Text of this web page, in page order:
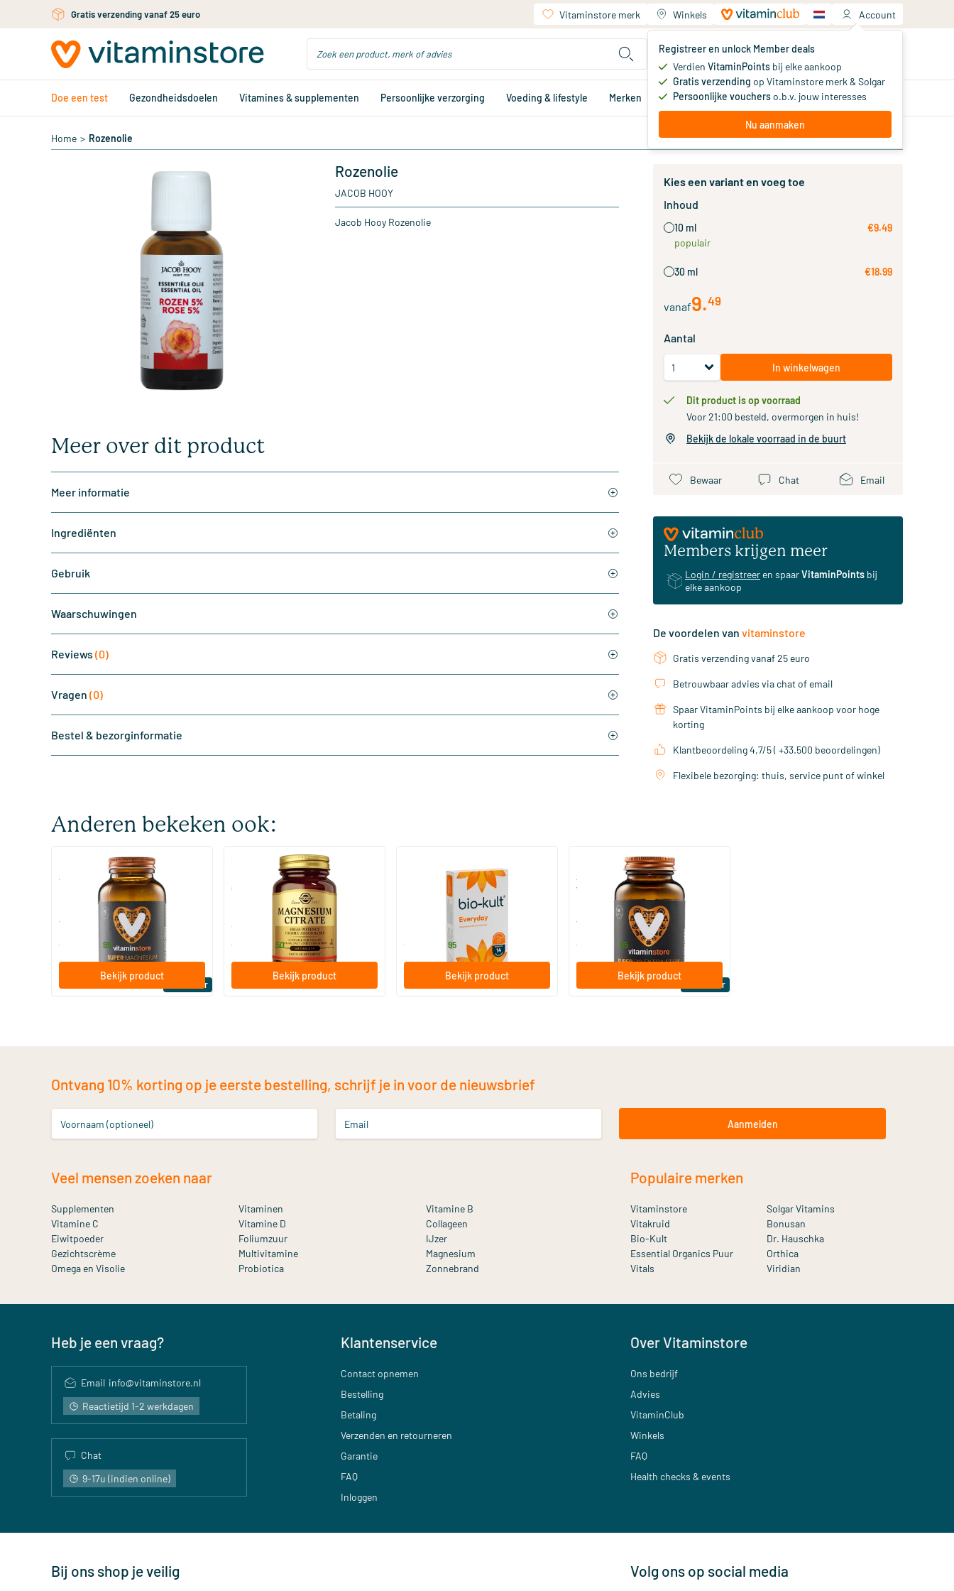
Ga naar de hoofdinhoudGratis verzending vanaf 25 euro Vitaminstore merk Winkels Account
Registreer en unlock Member deals
Verdien VitaminPoints bij elke aankoop
Gratis verzending op Vitaminstore merk & Solgar
Persoonlijke voucherso.b.v. jouw interesses
Nu aanmaken
Jouw winkelwagen
Je hebt nog geen producten
Doe een test Gezondheidsdoelen Vitamines & supplementen Persoonlijke verzorging Voeding & lifestyle Merken Aanbiedingen Memberdeals
Home > Rozenolie
Rozenolie
JACOB HOOY
Jacob Hooy Rozenolie
Meer over dit product
Meer informatie
Ingrediënten
Gebruik
Waarschuwingen
Reviews (0)
Vragen (0)
Bestel & bezorginformatie
Kies een variant en voeg toe
Inhoud
10 ml
populair
€9.49
30 ml €18.99
vanaf9.49
Aantal
In winkelwagen
Dit product is op voorraad
Voor 21:00 besteld, overmorgen in huis!
Bekijk de lokale voorraad in de buurt
Bewaar Chat Email
Members krijgen meer
Login / registreer en spaarVitaminPoints bij
elke aankoop
De voordelen van vitaminstore
Gratis verzending vanaf 25 euro
Betrouwbaar advies via chat of email
Spaar VitaminPoints bij elke aankoop voor hoge
korting
Klantbeoordeling 4,7/5 ( +33.500 beoordelingen)
Flexibele bezorging: thuis, service punt of winkel
Anderen bekeken ook:
Bestseller
(510)
Super Magnesium
60/​120 tabletten
Vitaminstore
vanaf 95
Bekijk product
(287)
Magnesium Citrate (Magnesium
Citraat)
60/​120 tabletten
Solgar Vitamins
vanaf 50
Bekijk product
Bio-Kult Probiotica
30/​60/​120 capsules
vanaf .95
Bekijk product
Bestseller
(158)
Super D3 Extra Sterk 75 mcg
vitamine D
60/​120 softgels
Vitaminstore
vanaf 95
Bekijk product
Ontvang 10% korting op je eerste bestelling, schrijf je in voor de nieuwsbrief
Voornaam (optioneel) Email Aanmelden
Veel mensen zoeken naar
Supplementen Vitaminen
Vitamine B
Vitamine C
Vitamine D
Collageen
Eiwitpoeder
Foliumzuur
IJzer
Gezichtscrème
Multivitamine
Magnesium
Omega en Visolie
Probiotica Zonnebrand
Populaire merken
Vitaminstore
Solgar Vitamins
Vitakruid
Bonusan
Bio-Kult
Dr. Hauschka
Essential Organics Puur
Orthica
Vitals
Viridian
Heb je een vraag?
Email info@vitaminstore.nl
Reactietijd 1-2 werkdagen
Chat
9-17u (indien online)
Klantenservice
Contact opnemen
Bestelling
Betaling
Verzenden en retourneren
Garantie
FAQ
Inloggen
Over Vitaminstore
Ons bedrijf
Advies
VitaminClub
Winkels
FAQ
Health checks & events
Bij ons shop je veilig Volg ons op social media